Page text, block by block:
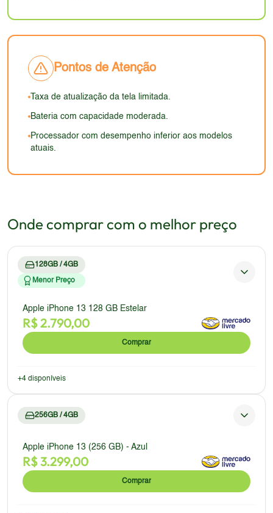
agradável ao usuário.
Pontos de Atenção
Taxa de atualização da tela limitada.
Bateria com capacidade moderada.
Processador com desempenho inferior aos modelos
atuais.
Onde comprar com o melhor preço
128GB / 4GB
Menor Preço
Apple iPhone 13 128 GB Estelar
R$2.790,00
Comprar
+4 disponíveis
256GB / 4GB
Apple iPhone 13 (256 GB) - Azul
R$3.299,00
Comprar